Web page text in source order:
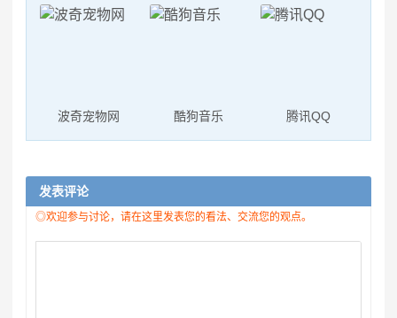
波奇宠物网 酷狗音乐 腾讯QQ
发表评论
◎欢迎参与讨论，请在这里发表您的看法、交流您的观点。